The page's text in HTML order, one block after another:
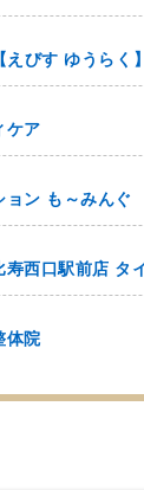
びす ゆうらく】
ケア
ン も～みんぐ
寿西口駅前店 タ
体院